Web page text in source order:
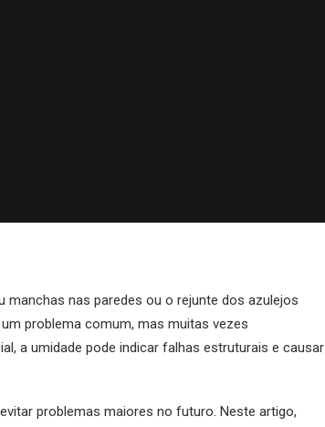
nas paredes ou o rejunte dos azulejos
um problema comum, mas muitas vezes
a umidade pode indicar falhas estruturais e causar
problemas maiores no futuro. Neste artigo,